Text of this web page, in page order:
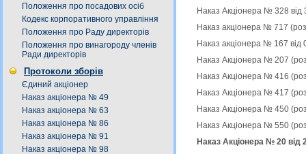
Положення про посадових осіб
Кодекс корпоративного управління
Положення про Раду директорів
Положення про винагороду членів
Ради директорів
Протоколи зборів
Єдиний акціонер
Наказ акціонера № 49
Наказ акціонера № 63
Наказ акціонера № 86
Наказ акціонера № 91
Наказ акціонера № 98
Наказ Акціонера № 328
Наказ акціонера № 717
Наказ акціонера № 167
Наказ Акціонера № 207
Наказ Акціонера № 416
Наказ Акціонера № 417
Наказ Акціонера № 450
Наказ Акціонера № 550
Наказ Акціонера № 20 від